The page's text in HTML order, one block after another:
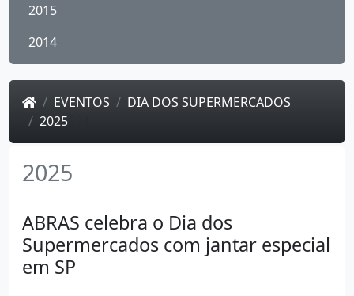
2015
2014
EVENTOS
DIA DOS SUPERMERCADOS
2025
2025
ABRAS celebra o Dia dos
Supermercados com jantar especial
em SP